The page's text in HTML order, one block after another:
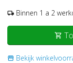
local_shipping Binnen 1 a 2
shopping_cart
storefront Bekijk